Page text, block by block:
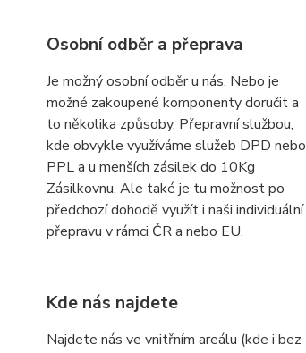
Osobní odběr a přeprava
Je možný osobní odběr u nás. Nebo je
možné zakoupené komponenty doručit a
to několika způsoby. Přepravní službou,
kde obvykle využíváme služeb DPD nebo
PPL a u menších zásilek do 10Kg
Zásilkovnu. Ale také je tu možnost po
předchozí dohodě využít i naši individuální
přepravu v rámci ČR a nebo EU.
Kde nás najdete
Najdete nás ve vnitřním areálu (kde i bez